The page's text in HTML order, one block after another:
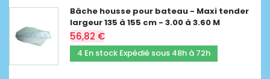
Bâche housse pour bateau - Maxi tender
largeur 135 à 155 cm - 3.00 à 3.60 M
56,82 €
4 En stock Expédié sous 48h à 72h